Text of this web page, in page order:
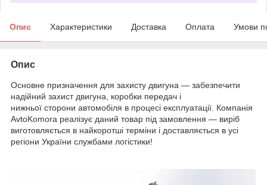
Опис Характеристики Доставка Оплата Умови
Опис
Основне призначення для захисту двигуна — забезпечити
надійний захист двигуна, коробки передач і
нижньої сторони автомобіля в процесі експлуатації. Компанія
AvtoKomora реалізує даний товар під замовлення — виріб
виготовляється в найкоротші терміни і доставляється в усі
регіони України службами логістики!